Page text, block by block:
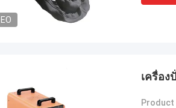
เครื่อ
Product